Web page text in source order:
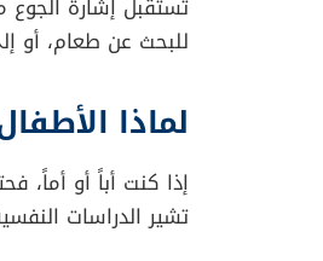
انخفاض السكر
الحالة
“الحاسة
هنا تكمن الإضافة
و”الجوع العصبي”